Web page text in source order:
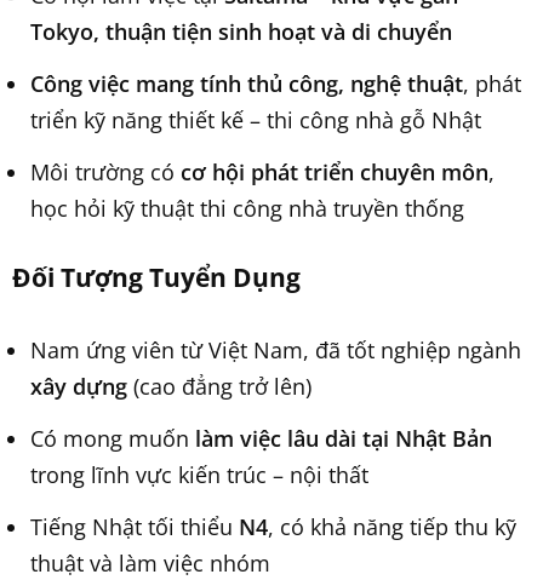
Tokyo, thuận tiện sinh hoạt và di chuyển
Công việc mang tính thủ công, nghệ thuật, phát
triển kỹ năng thiết kế – thi công nhà gỗ Nhật
Môi trường có cơ hội phát triển chuyên môn,
học hỏi kỹ thuật thi công nhà truyền thống
Đối Tượng Tuyển Dụng
Nam ứng viên từ Việt Nam, đã tốt nghiệp ngành
xây dựng (cao đẳng trở lên)
Có mong muốn làm việc lâu dài tại Nhật Bản
trong lĩnh vực kiến trúc – nội thất
Tiếng Nhật tối thiểu N4, có khả năng tiếp thu kỹ
thuật và làm việc nhóm